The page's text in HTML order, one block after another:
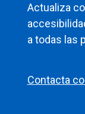
Actualiza
a todas las
Contacta